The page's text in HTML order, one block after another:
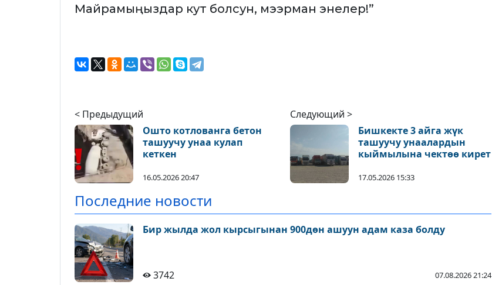
Майрамыңыздар кут болсун, мээрман энелер!”
< Предыдущий
Ошто котлованга бетон
ташуучу унаа кулап
кеткен
16.05.2026 20:47
Следующий >
Бишкекте 3 айга жүк
ташуучу унаалардын
кыймылына чектөө кирет
17.05.2026 15:33
Последние новости
Бир жылда жол кырсыгынан 900дөн ашуун адам каза болду
3742 07.08.2026 21:24